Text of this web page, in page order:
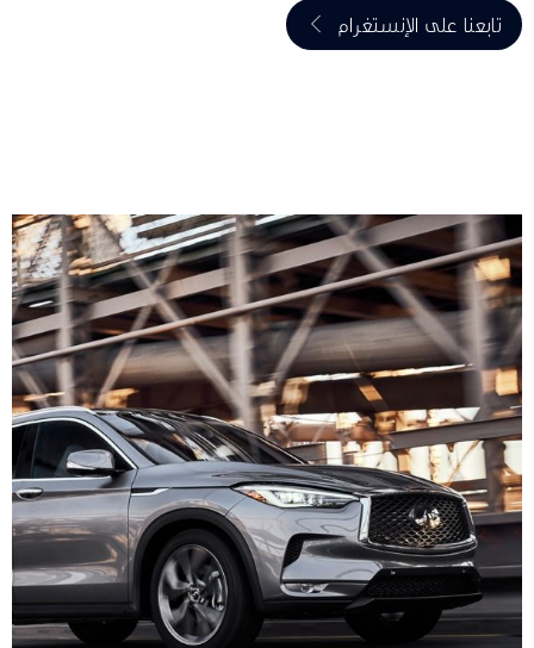
تابعنا على الإنستغرام